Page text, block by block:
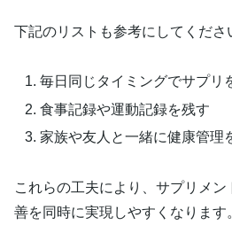
下記のリストも参考にしてくださ
毎日同じタイミングでサプリ
食事記録や運動記録を残す
家族や友人と一緒に健康管理
これらの工夫により、サプリメ
善を同時に実現しやすくなります